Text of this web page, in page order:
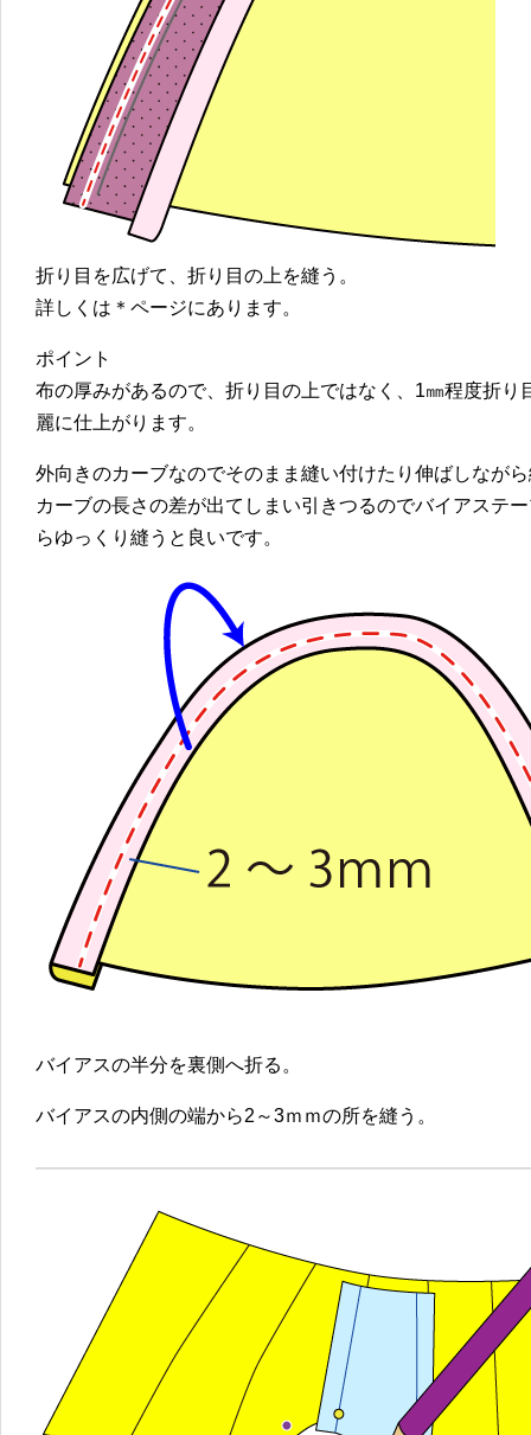
折り目を広げて、折り目の上を縫う。
詳しくは＊ページにあります。
ポイント
布の厚みがあるので、折り目の上ではなく、1㎜程度折り
麗に仕上がります。
外向きのカーブなのでそのまま縫い付けたり伸ばしなが
カーブの長さの差が出てしまい引きつるのでバイアステ
らゆっくり縫うと良いです。
バイアスの半分を裏側へ折る。
バイアスの内側の端から2～3ｍｍの所を縫う。